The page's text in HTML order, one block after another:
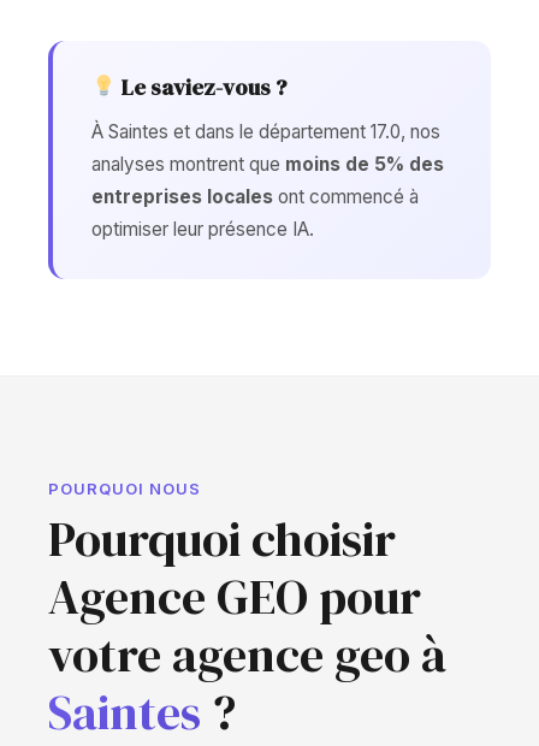
Le saviez-vous ?
À Saintes et dans le département 17.0, nos
analyses montrent que moins de 5% des
entreprises locales ont commencé à
optimiser leur présence IA.
POURQUOI NOUS
Pourquoi choisir
Agence GEO pour
votre agence geo à
Saintes ?